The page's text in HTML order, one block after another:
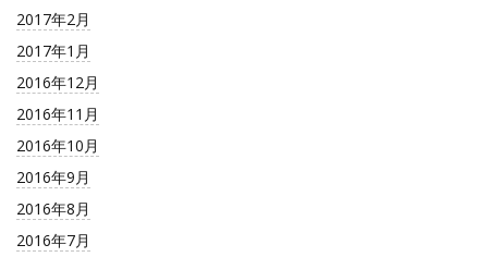
2017年2月
2017年1月
2016年12月
2016年11月
2016年10月
2016年9月
2016年8月
2016年7月